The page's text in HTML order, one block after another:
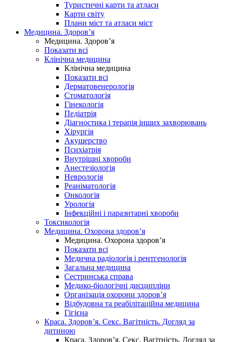
Туристичні карти та атласи
Карти світу
Плани міст та атласи міст
Медицина. Здоров’я
Медицина. Здоров’я
Показати всі
Клінічна медицина
Клінічна медицина
Показати всі
Дерматовенерологія
Стоматологія
Гінекологія
Педіатрія
Діагностика і терапія інших захворювань
Хірургія
Акушерство
Психіатрія
Внутрішні хвороби
Анестезіологія
Неврологія
Реаніматологія
Онкологія
Урологія
Інфекційні і паразитарні хвороби
Токсикологія
Медицина. Охорона здоров’я
Медицина. Охорона здоров’я
Показати всі
Медична радіологія і рентгенологія
Загальна медицина
Сестринська справа
Медико-біологічні дисципліни
Організація охорони здоров’я
Відбудовна та реабілітаційна медицина
Гігієна
Краса. Здоров’я. Секс. Вагітність. Догляд за
дитиною
Краса. Здоров’я. Секс. Вагітність. Догляд за